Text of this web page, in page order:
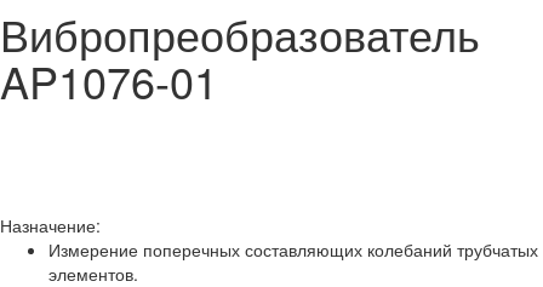
Вибропреобразователь
AP1076-01
Назначение:
Измерение поперечных составляющих колебаний трубчатых
элементов.